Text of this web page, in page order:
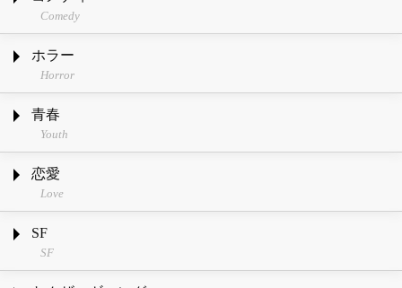
Comedy
ホラー
Horror
青春
Youth
恋愛
Love
SF
SF